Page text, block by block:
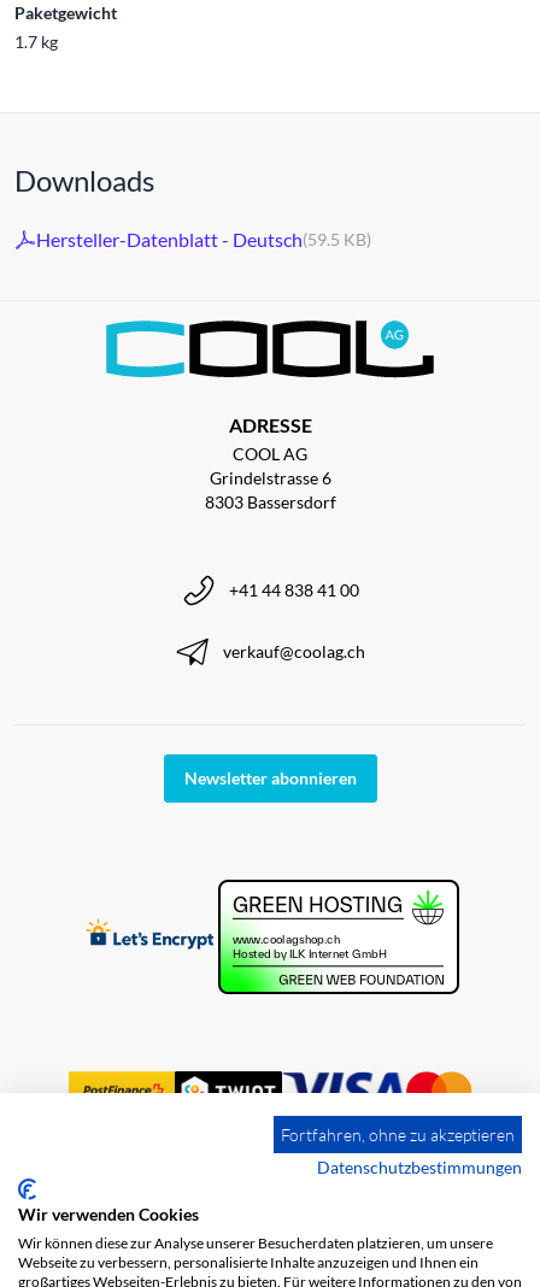
Paketgewicht
1.7 kg
Downloads
Hersteller-Datenblatt - Deutsch(59.5 KB)
ADRESSE
COOL AG
Grindelstrasse 6
8303 Bassersdorf
+41 44 838 41 00
verkauf@coolag.ch
Newsletter abonnieren
Impressum
Datenschutz
Fortfahren, ohne zu akzeptieren
Datenschutzbestimmungen
Wir verwenden Cookies
Wir können diese zur Analyse unserer Besucherdaten platzieren, um unsere
Webseite zu verbessern, personalisierte Inhalte anzuzeigen und Ihnen ein
großartiges Webseiten-Erlebnis zu bieten. Für weitere Informationen zu den von